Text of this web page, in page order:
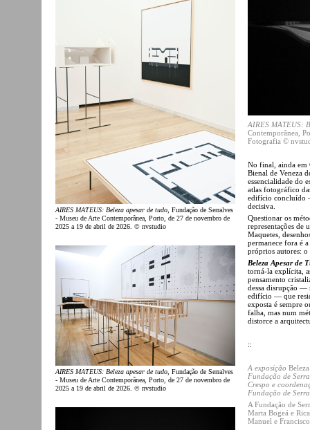
AIRES MATEUS: Beleza apesar de tudo , Fundação de Serralves
- Museu de Arte Contemporânea, Porto, de 27 de novembro de
2025 a 19 de abril de 2026. © nvstudio
AIRES MATEUS: Beleza apesar de tudo , Fundação de Serralves
- Museu de Arte Contemporânea, Porto, de 27 de novembro de
2025 a 19 de abril de 2026. © nvstudio
AIRES MATEUS:
Contemporânea,
Fotografia ©
No final, ainda em
Bienal de Veneza
essencialidade do
atlas fotográfico
edifício concluído
decisiva.
Questionar os
representações de
Maquetes,
permanece fora é
próprios autores:
Beleza Apesar de
torná-la explícita,
pensamento
dessa disrupção —
edifício — que
exposta é sempre
falha, mas num
distorce a
::
A exposição
Fundação de
Crespo e
Fundação de
A Fundação de
Marta Bogeá e
Manuel e